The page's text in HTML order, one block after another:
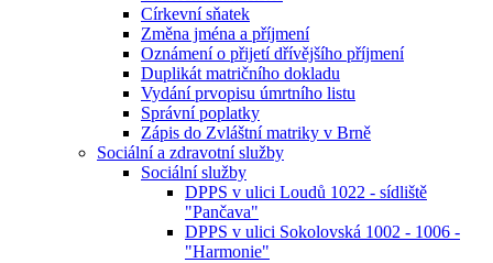
Církevní sňatek
Změna jména a příjmení
Oznámení o přijetí dřívějšího příjmení
Duplikát matričního dokladu
Vydání prvopisu úmrtního listu
Správní poplatky
Zápis do Zvláštní matriky v Brně
Sociální a zdravotní služby
Sociální služby
DPPS v ulici Loudů 1022 - sídliště
"Pančava"
DPPS v ulici Sokolovská 1002 - 1006 -
"Harmonie"